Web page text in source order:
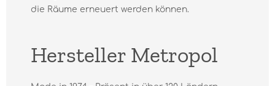
die Räume erneuert werden können.
Hersteller Metropol